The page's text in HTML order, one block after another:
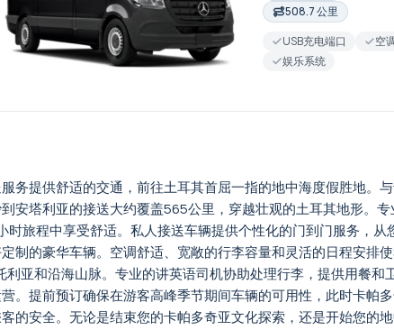
508.7 公里
USB充电端口
空
娱乐系统
务提供舒适的交通，前往土耳其首屈一指的地中海度假胜地
安塔利亚的接送大约覆盖565公里，穿越壮观的土耳其地形。
旅程中享受舒适。私人接送车辆提供个性化的门到门服务，
制的豪华车辆。空调舒适、宽敞的行李容量和灵活的日程安排
亚和沿海山脉。专业的讲英语司机协助处理行李，提供用餐
。提前预订确保在游客高峰季节期间车辆的可用性，此时卡帕
的安全。无论是结束您的卡帕多奇亚文化探索，还是开始您的